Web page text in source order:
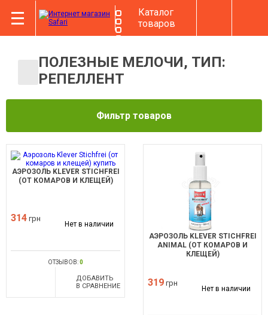
Каталог
товаров
ПОЛЕЗНЫЕ МЕЛОЧИ, ТИП:
РЕПЕЛЛЕНТ
Фильтр товаров
АЭРОЗОЛЬ KLEVER STICHFREI
(ОТ КОМАРОВ И КЛЕЩЕЙ)
314 грн
Нет в наличии
ОТЗЫВОВ:0
ДОБАВИТЬ
В СРАВНЕНИЕ
АЭРОЗОЛЬ KLEVER STICHFREI
ANIMAL (ОТ КОМАРОВ И
КЛЕЩЕЙ)
319 грн
Нет в наличии